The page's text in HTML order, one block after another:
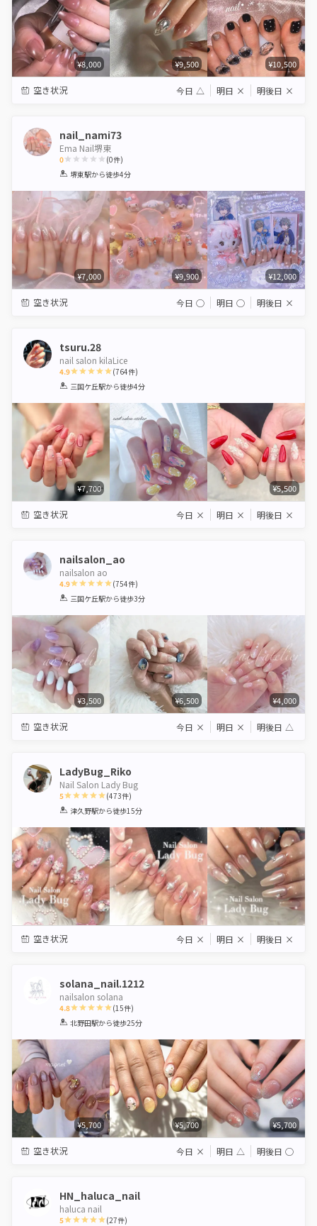
¥8,000 ¥9,500 ¥10,500
空き状況 今日 △ 明日 × 明後日 ×
nail_nami73
Ema Nail堺東
0
1 2 3 4 5
(0件)
堺東駅から徒歩4分
¥7,000 ¥9,900 ¥12,000
空き状況 今日 ◯ 明日 ◯ 明後日 ×
tsuru.28
nail salon kilaLice
4.9
1 2 3 4 5
(764件)
三国ケ丘駅から徒歩4分
¥7,700 ¥5,500
空き状況 今日 × 明日 × 明後日 ×
nailsalon_ao
nailsalon ao
4.9
1 2 3 4 5
(754件)
三国ケ丘駅から徒歩3分
¥3,500 ¥6,500 ¥4,000
空き状況 今日 × 明日 × 明後日 △
LadyBug_Riko
Nail Salon Lady Bug
5
1 2 3 4 5
(473件)
津久野駅から徒歩15分
空き状況 今日 × 明日 × 明後日 ×
solana_nail.1212
nailsalon solana
4.8
1 2 3 4 5
(15件)
北野田駅から徒歩25分
¥5,700 ¥5,700 ¥5,700
空き状況 今日 × 明日 △ 明後日 ◯
HN_haluca_nail
haluca nail
5 (27件)